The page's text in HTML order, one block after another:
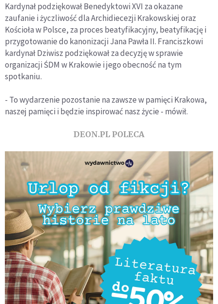
Kardynał podziękował Benedyktowi XVI za okazane
zaufanie i życzliwość dla Archidiecezji Krakowskiej oraz
Kościoła w Polsce, za proces beatyfikacyjny, beatyfikację i
przygotowanie do kanonizacji Jana Pawła II. Franciszkowi
kardynał Dziwisz podziękował za decyzję w sprawie
organizacji ŚDM w Krakowie i jego obecność na tym
spotkaniu.
- To wydarzenie pozostanie na zawsze w pamięci Krakowa,
naszej pamięci i będzie inspirować nasz życie - mówił.
DEON.PL POLECA